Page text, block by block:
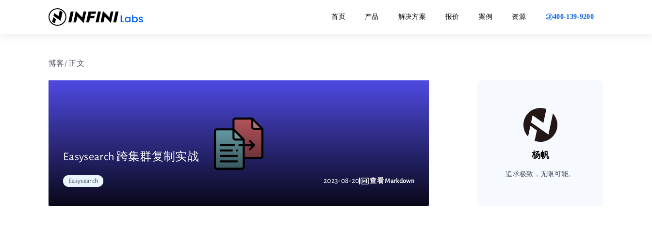
首页 产品 解决方案 报价 案例 资源 400-139-9200
博客/ 正文
Easysearch 跨集群复制实战
Easysearch 2023-08-20 查看 Markdown
杨帆
追求极致，无限可能。